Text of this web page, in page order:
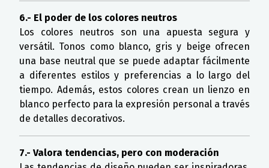
6.- El poder de los colores neutros
Los colores neutros son una apuesta segura y
versátil. Tonos como blanco, gris y beige ofrecen
una base neutral que se puede adaptar fácilmente
a diferentes estilos y preferencias a lo largo del
tiempo. Además, estos colores crean un lienzo en
blanco perfecto para la expresión personal a través
de detalles decorativos.
7.- Valora tendencias, pero con moderación